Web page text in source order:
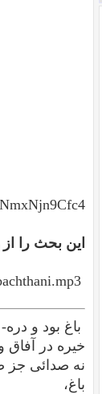
این بحث را
باغ بود و
خیره در
نه صدائی جز
باغ،